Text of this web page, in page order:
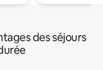
des séjours